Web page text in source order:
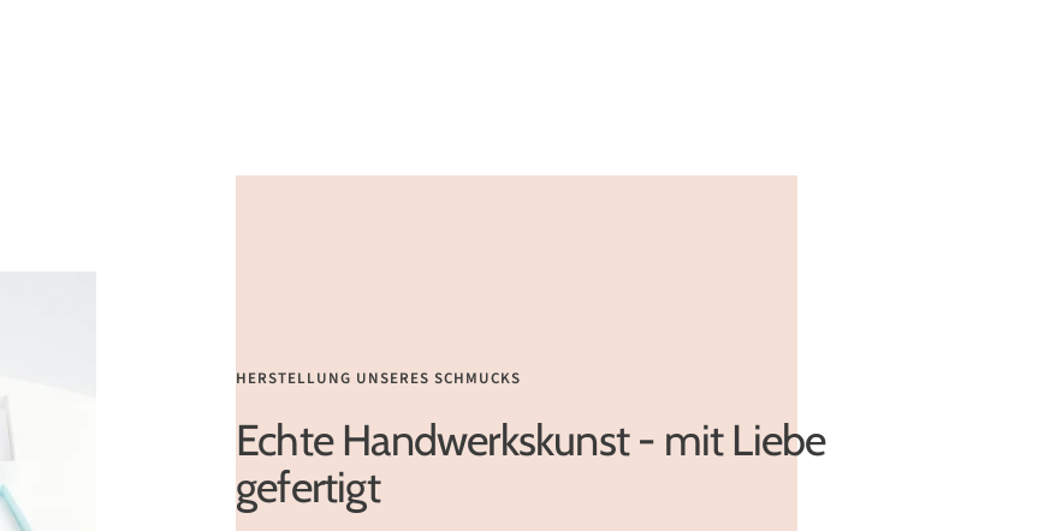
HERSTELLUNG UNSERES SCHMUCKS
Echte Handwerkskunst - mit Liebe
gefertigt